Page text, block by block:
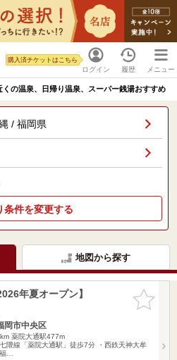
ログイン
購入済チケットはこちら
履歴 メニュー
の温泉、日帰り温泉、スーパー銭湯おすすめ
/ 福岡県
条件を変更する
地図から探す
お気に入
りに追加
年夏オープン】
岡市中央区
薬院大通駅477m
隈線「薬院大通駅」徒歩7分 ・西鉄天神大牟
…